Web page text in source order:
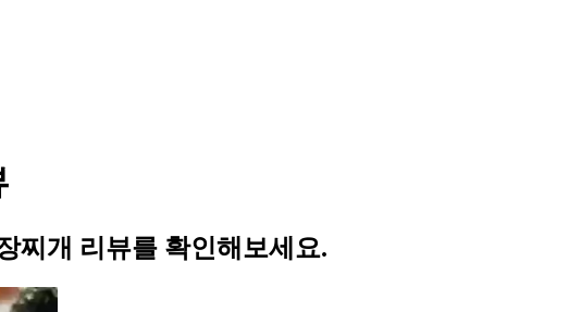
찌개 리뷰를 확인해보세요.